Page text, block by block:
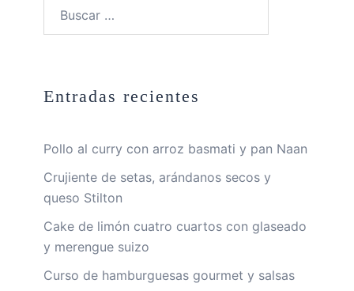
Entradas recientes
Pollo al curry con arroz basmati y pan Naan
Crujiente de setas, arándanos secos y
queso Stilton
Cake de limón cuatro cuartos con glaseado
y merengue suizo
Curso de hamburguesas gourmet y salsas